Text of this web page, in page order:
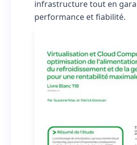
infrastructure tout en
performance et fiabilité.